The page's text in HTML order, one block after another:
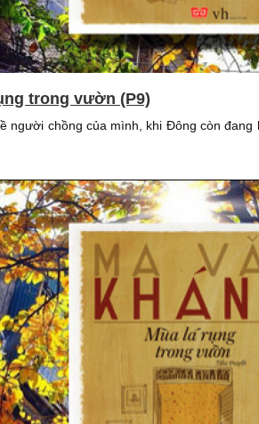
trong vườn (P9)
người chồng của mình, khi Đông còn